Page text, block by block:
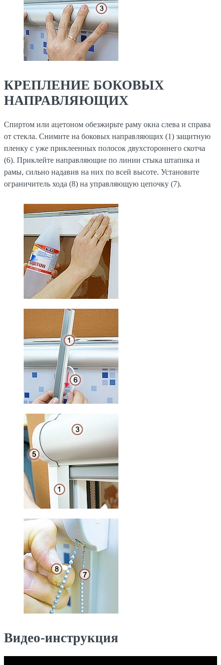
КРЕПЛЕНИЕ БОКОВЫХ
НАПРАВЛЯЮЩИХ
Спиртом или ацетоном обезжирьте раму окна слева и справа
от стекла. Снимите на боковых направляющих (1) защитную
пленку с уже приклеенных полосок двухстороннего скотча
(6). Приклейте направляющие по линии стыка штапика и
рамы, сильно надавив на них по всей высоте. Установите
ограничитель хода (8) на управляющую цепочку (7).
Видео-инструкция